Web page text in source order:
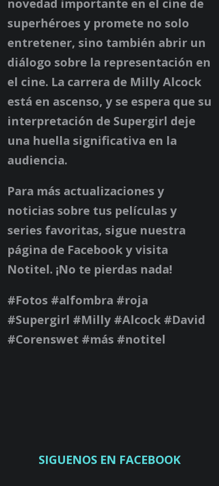
novedad importante en el cine de
superhéroes y promete no solo
entretener, sino también abrir un
diálogo sobre la representación en
el cine. La carrera de Milly Alcock
está en ascenso, y se espera que su
interpretación de Supergirl deje
una huella significativa en la
audiencia.
Para más actualizaciones y
noticias sobre tus películas y
series favoritas, sigue nuestra
página de Facebook y visita
Notitel. ¡No te pierdas nada!
#Fotos #alfombra #roja
#Supergirl #Milly #Alcock #David
#Corenswet #más #notitel
SIGUENOS EN FACEBOOK